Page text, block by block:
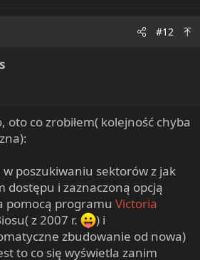
#12
oto co zrobiłem( kolejność chyba
poszukiwaniu sektorów z jak
dostępu i zaznaczoną opcją
pomocą programu Victoria
z 2007 r.
) i
zbudowanie od nowa)
to co się wyświetla zanim